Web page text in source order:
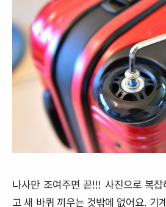
나사만 조여주면 끝!!! 사진으로 복
고 새 바퀴 끼우는 것밖에 없어요. 기